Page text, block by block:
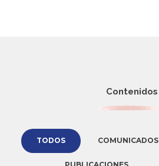
Contenidos
TODOS COMUNICADOS